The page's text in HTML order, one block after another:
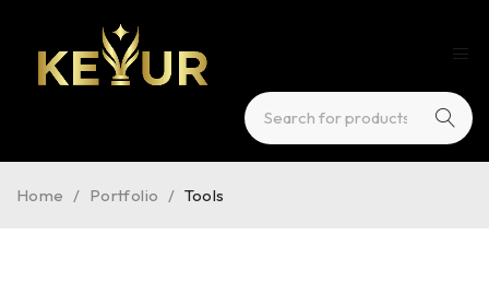
Home / Portfolio / Tools